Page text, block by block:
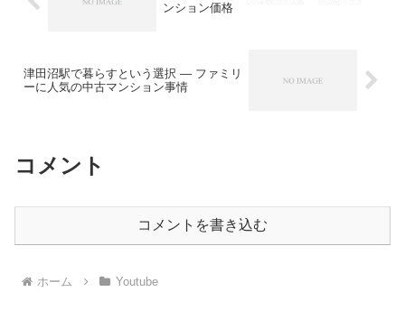
ンション価格
津田沼駅で暮らすという選択 ― ファミリ
ーに人気の中古マンション事情
コメント
コメントを書き込む
ホーム Youtube